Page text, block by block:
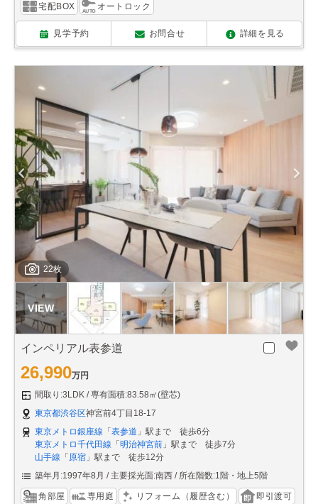
宅配BOX オートロック
見学予約 お問合せ 詳細を見る
22枚
インペリアル表参道
26,990万円
間取り:3LDK
専有面積:83.58㎡(壁芯)
東京都渋谷区神宮前4丁目18-17
東京メトロ銀座線 「 表参道 」駅まで 徒歩6分
東京メトロ千代田線 「 明治神宮前 」駅まで 徒歩7分
山手線 「 原宿 」駅まで 徒歩12分
築年月:1997年8月
主要採光面:南西 所在階数:1階・地上5階
角部屋 専用庭 リフォーム（履歴含む）
即引渡可